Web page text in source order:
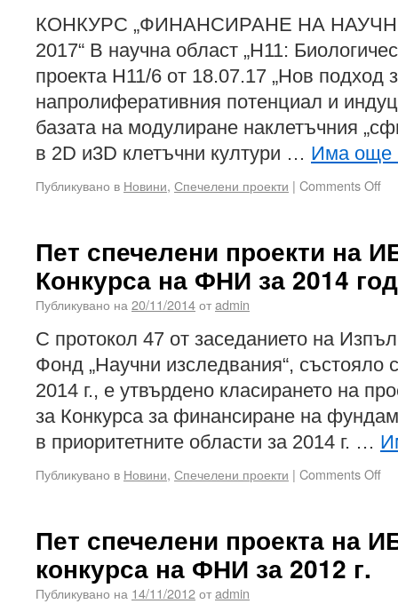
КОНКУРС „ФИНАНСИРАНЕ НА
2017“ В научна област „Н11:
проекта H11/6 от 18.07.17 „Нов подход
напролиферативния потенциал и
базата на модулиране наклетъчния
в 2D и3D клетъчни култури … Има още
Публикувано в Новини, Спечелени проекти | Comments Off
Пет спечелени проекти на
Конкурса на ФНИ за 2014
Публикувано на 20/11/2014отadmin
С протокол 47 от заседанието на
Фонд „Научни изследвания“, състояло
2014 г., е утвърдено класирането на
за Конкурса за финансиране на
в приоритетните области за 2014 г. …
Публикувано в Новини, Спечелени проекти | Comments Off
Пет спечелени проекта на
конкурса на ФНИ за 2012 г.
Публикувано на 14/11/2012отadmin